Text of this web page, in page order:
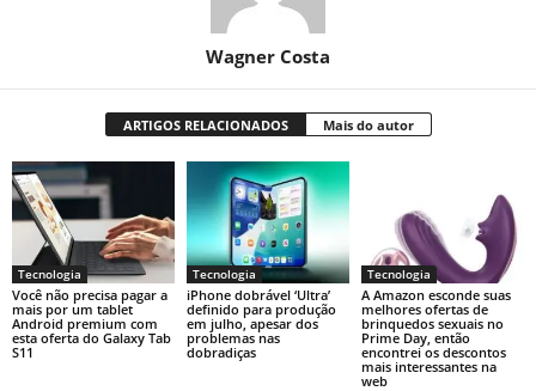
Wagner Costa
ARTIGOS RELACIONADOS Mais do autor
Tecnologia
Você não precisa pagar a
mais por um tablet
Android premium com
esta oferta do Galaxy Tab
S11
Tecnologia
iPhone dobrável ‘Ultra’
definido para produção
em julho, apesar dos
problemas nas
dobradiças
Tecnologia
A Amazon esconde suas
melhores ofertas de
brinquedos sexuais no
Prime Day, então
encontrei os descontos
mais interessantes na
web